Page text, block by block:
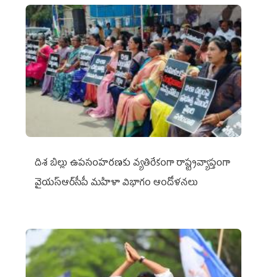
దిశ బిల్లు ఉపసంహరణకు వ్యతిరేకంగా రాష్ట్రవ్యాప్తంగా
వైయ‌స్ఆర్‌సీపీ మహిళా విభాగం ఆందోళనలు